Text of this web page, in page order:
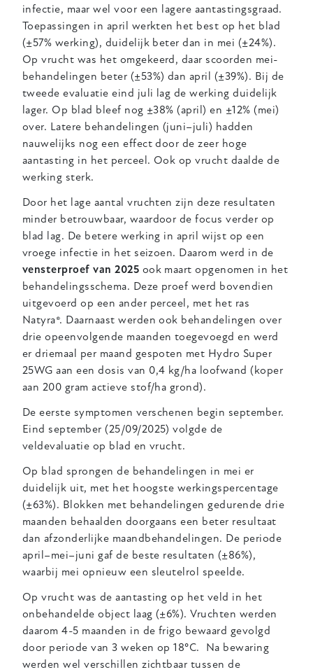
infectie, maar wel voor een lagere aantastingsgraad.
Toepassingen in april werkten het best op het blad
(±57% werking), duidelijk beter dan in mei (±24%).
Op vrucht was het omgekeerd, daar scoorden mei-
behandelingen beter (±53%) dan april (±39%). Bij de
tweede evaluatie eind juli lag de werking duidelijk
lager. Op blad bleef nog ±38% (april) en ±12% (mei)
over. Latere behandelingen (juni–juli) hadden
nauwelijks nog een effect door de zeer hoge
aantasting in het perceel. Ook op vrucht daalde de
werking sterk.
Door het lage aantal vruchten zijn deze resultaten
minder betrouwbaar, waardoor de focus verder op
blad lag. De betere werking in april wijst op een
vroege infectie in het seizoen. Daarom werd in de
vensterproef van 2025 ook maart opgenomen in het
behandelingsschema. Deze proef werd bovendien
uitgevoerd op een ander perceel, met het ras
Natyra®. Daarnaast werden ook behandelingen over
drie opeenvolgende maanden toegevoegd en werd
er driemaal per maand gespoten met Hydro Super
25WG aan een dosis van 0,4 kg/ha loofwand (koper
aan 200 gram actieve stof/ha grond).
De eerste symptomen verschenen begin september.
Eind september (25/09/2025) volgde de
veldevaluatie op blad en vrucht.
Op blad sprongen de behandelingen in mei er
duidelijk uit, met het hoogste werkingspercentage
(±63%). Blokken met behandelingen gedurende drie
maanden behaalden doorgaans een beter resultaat
dan afzonderlijke maandbehandelingen. De periode
april–mei–juni gaf de beste resultaten (±86%),
waarbij mei opnieuw een sleutelrol speelde.
Op vrucht was de aantasting op het veld in het
onbehandelde object laag (±6%). Vruchten werden
daarom 4-5 maanden in de frigo bewaard gevolgd
door periode van 3 weken op 18°C. Na bewaring
werden wel verschillen zichtbaar tussen de